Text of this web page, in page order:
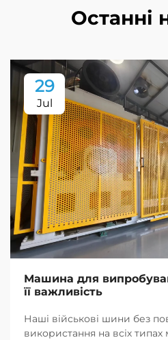
Останні
29
Jul
Машина для
її важливість
Наші військові шини без
використання на всіх типах